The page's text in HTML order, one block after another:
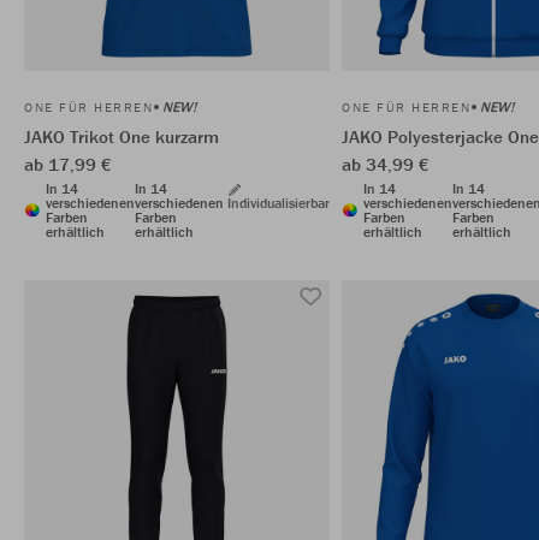
ONE FÜR HERREN NEW!
JAKO Trikot One kurzarm
ab 17,99 €
In 14
verschiedenen
Farben
erhältlich
In 14
verschiedenen
Farben
erhältlich
Individualisierbar
ONE FÜR HERREN NEW!
JAKO Polyesterjacke One
ab 34,99 €
In 14
verschiedenen
Farben
erhältlich
In 14
Farben
erhältlich